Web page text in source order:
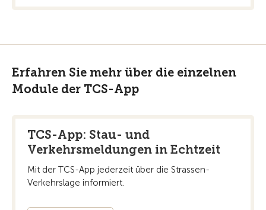
Erfahren Sie mehr über die einzelnen
Module der TCS-App
TCS-App: Stau- und
Verkehrsmeldungen in Echtzeit
Mit der TCS-App jederzeit über die Strassen-
Verkehrslage informiert.